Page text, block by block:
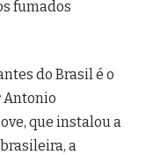
fumados
do Brasil é o
Antonio
que instalou a
a